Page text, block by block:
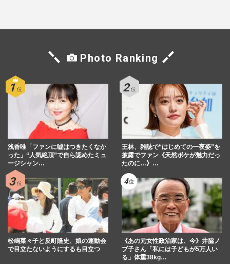
Photo Ranking
浅香唯「ファンに嘘はつきたくなか
った」“人気絶頂”で自ら認めたミュ
ージシャン…
王林、雑誌で“はじめての一夜姿”を
披露でファン《天然ボケが魅力だっ
たのに…》…
松嶋菜々子と反町隆史、娘の運動会
で目立たないようにするも目立つ
《あの元女性政治家は、今》井脇ノ
ブ子さん「私には子どもが5万人い
る」体重38kg…